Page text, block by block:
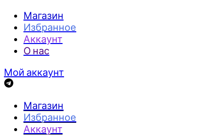
Магазин
Избранное
Аккаунт
О нас
Мой аккаунт
Магазин
Избранное
Аккаунт